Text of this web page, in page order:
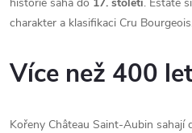
charakter a klasifikaci Cru
Více než 400
Kořeny Château Saint-Aubin sahají